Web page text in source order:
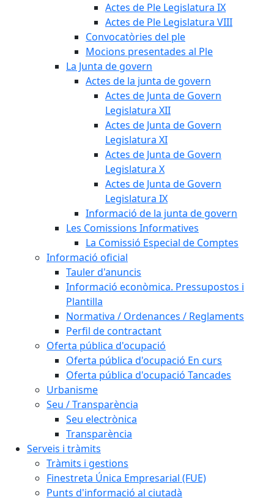
Actes de Ple Legislatura IX
Actes de Ple Legislatura VIII
Convocatòries del ple
Mocions presentades al Ple
La Junta de govern
Actes de la junta de govern
Actes de Junta de Govern
Legislatura XII
Actes de Junta de Govern
Legislatura XI
Actes de Junta de Govern
Legislatura X
Actes de Junta de Govern
Legislatura IX
Informació de la junta de govern
Les Comissions Informatives
La Comissió Especial de Comptes
Informació oficial
Tauler d'anuncis
Informació econòmica. Pressupostos i
Plantilla
Normativa / Ordenances / Reglaments
Perfil de contractant
Oferta pública d'ocupació
Oferta pública d'ocupació En curs
Oferta pública d'ocupació Tancades
Urbanisme
Seu / Transparència
Seu electrònica
Transparència
Serveis i tràmits
Tràmits i gestions
Finestreta Única Empresarial (FUE)
Punts d'informació al ciutadà